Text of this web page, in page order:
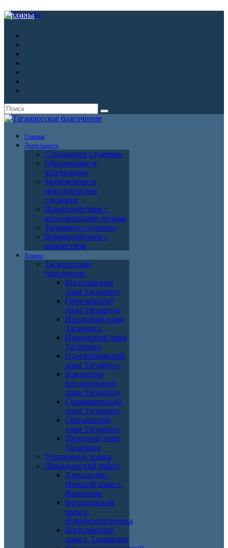
Архивы
Главная
Деятельность
Социальное служение
Образование и
катехизация
Молодежное и
миссионерское
служение
Взаимодействие с
вооруженными силами
Тюремное служение
Взаимодействие с
казачеством
Храмы
Таганрогское
благочиние
Всехсвятский
храм Таганрога
Георгиевский
храм Таганрога
Ильинский храм
Таганрога
Никольский храм
Таганрога
Одигитриевский
храм Таганрога
Рождество-
Богородицкий
храм Таганрога
Серафимовский
храм Таганрога
Сергиевский
храм Таганрога
Троицкий храм
Таганрога
Утраченные храмы
Неклиновский район
Александро-
Невский храм с.
Вареновка
Вознесенский
храм с.
Новобессергеневка
Всехсвятский
храм с. Синявское